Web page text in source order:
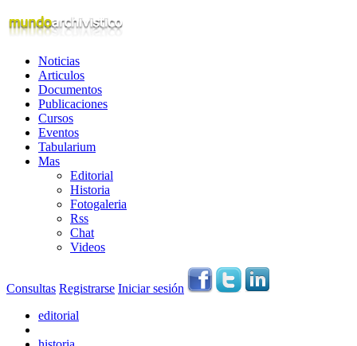
Noticias
Articulos
Documentos
Publicaciones
Cursos
Eventos
Tabularium
Mas
Editorial
Historia
Fotogaleria
Rss
Chat
Videos
Consultas Registrarse Iniciar sesión
editorial